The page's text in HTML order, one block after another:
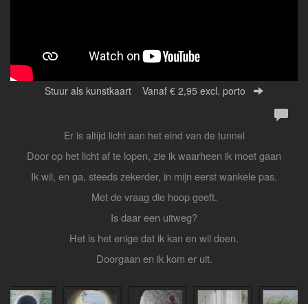
Stuur als kunstkaart Vanaf € 2,95 excl. porto
Er is altijd licht aan het eind van de tunnel
Door op het licht af te lopen, zie ik waarheen ik moet gaan
Ik wil, en ga, steeds zekerder, in mijn eerst wankele pas.
Met de vraag die hoop geeft.
Is daar een uitweg?
Het is het enige dat ik kan en wil doen.
Doorgaan en ik kom er uit.